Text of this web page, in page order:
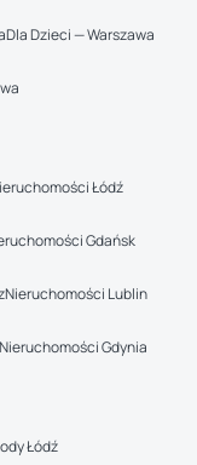
Dla Dzieci — Warszawa
Łódź
Gdańsk
Nieruchomości Lublin
Nieruchomości Gdynia
Łódź